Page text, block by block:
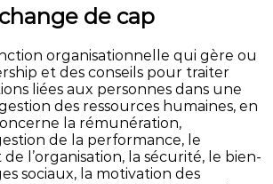
de cap
organisationnelle qui gère ou
et des conseils pour traiter
liées aux personnes dans une
des ressources humaines, en
la rémunération,
de la performance, le
l’organisation, la sécurité, le bien-
sociaux, la motivation des